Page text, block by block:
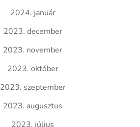
2024. január
2023. december
2023. november
2023. október
2023. szeptember
2023. augusztus
2023. július